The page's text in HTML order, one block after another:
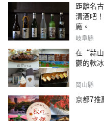
距離名
清酒吧
廠。
岐阜縣
在“蒜
鬱的軟
岡山縣
京都7推